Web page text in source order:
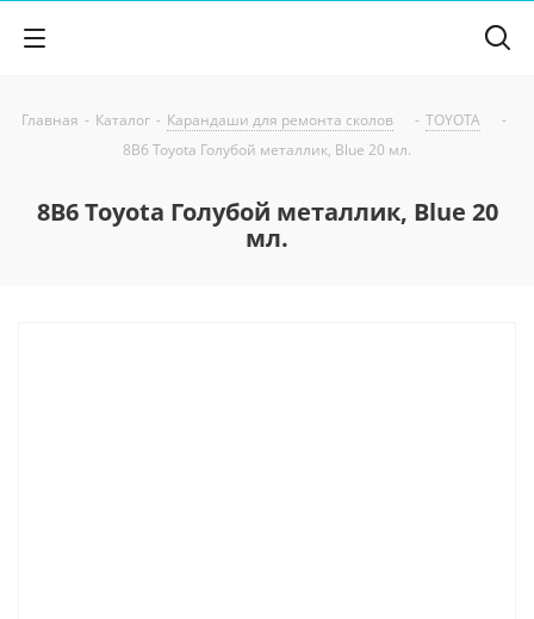
Главная - Каталог - Карандаши для ремонта сколов - TOYOTA
-
8B6 Toyota Голубой металлик, Blue 20 мл.
8B6 Toyota Голубой металлик, Blue 20
мл.